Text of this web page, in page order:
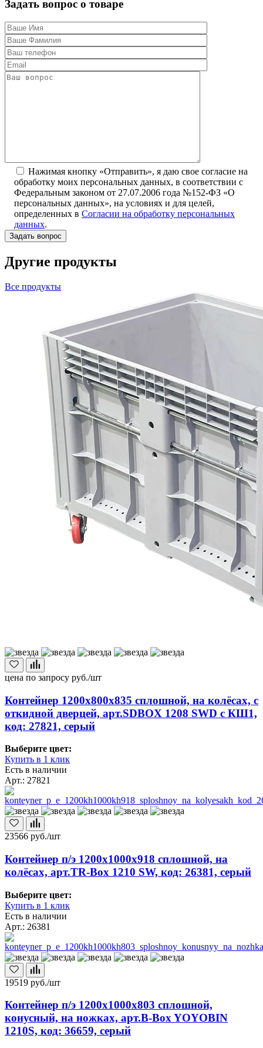
Задать вопрос о товаре
Нажимая кнопку «Отправить», я даю свое согласие на
обработку моих персональных данных, в соответствии с
Федеральным законом от 27.07.2006 года №152-ФЗ «О
персональных данных», на условиях и для целей,
определенных в Согласии на обработку персональных
данных.
Другие продукты
Все продукты
цена по запросу руб./шт
Контейнер 1200х800х835 сплошной, на колёсах, с
откидной дверцей, арт.SDBOX 1208 SWD с КШ1,
код: 27821, серый
Выберите цвет:
Купить в 1 клик
Есть в наличии
Арт.: 27821
23566 руб./шт
Контейнер п/э 1200х1000х918 сплошной, на
колёсах, арт.TR-Box 1210 SW, код: 26381, серый
Выберите цвет:
Купить в 1 клик
Есть в наличии
Арт.: 26381
19519 руб./шт
Контейнер п/э 1200х1000х803 сплошной,
конусный, на ножках, арт.B-Box YOYOBIN
1210S, код: 36659, серый